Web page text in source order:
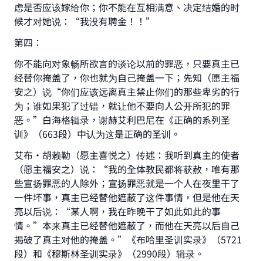
虑是否应该嫁给你；你不能在互相满意、决定结婚的时
候才对她说：“我没有聘金！！”
第四：
你不能向对象畅所欲言的谈论以前的罪恶，只要真主已
经替你掩盖了，你也就为自己掩盖一下；先知（愿主福
安之）说“你们应该远离真主禁止你们的那些卑劣的行
为；谁如果犯了过错，就让他不要向人公开所犯的罪
恶。”白海格辑录，谢赫艾利巴尼在《正确的系列圣
训》（663段）中认为这是正确的圣训。
艾布·胡赖勒（愿主喜悦之）传述：我听到真主的使者
（愿主福安之）说：“我的全体教民都将获赦，唯有那
些宣扬罪恶的人除外；宣扬罪恶就是一个人在夜里干了
一件坏事，真主已经替他遮蔽了这件事情，但是他在天
亮以后说：“某人啊，我在昨晚干了如此如此的事
情。”本来真主已经替他遮蔽了，而他在天亮以后自己
揭破了真主对他的掩盖。”《布哈里圣训实录》（5721
段）和《穆斯林圣训实录》（2990段）辑录。
(MUSLIM, 1893)
Support IslamQA